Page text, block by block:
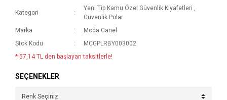
Kategori
Yeni Tip Kamu Özel Güvenlik Kıyafetleri ,
Güvenlik Polar
Marka
Moda Canel
Stok Kodu
MCGPLRBY003002
* 57,14 TL den başlayan taksitlerle!
SEÇENEKLER